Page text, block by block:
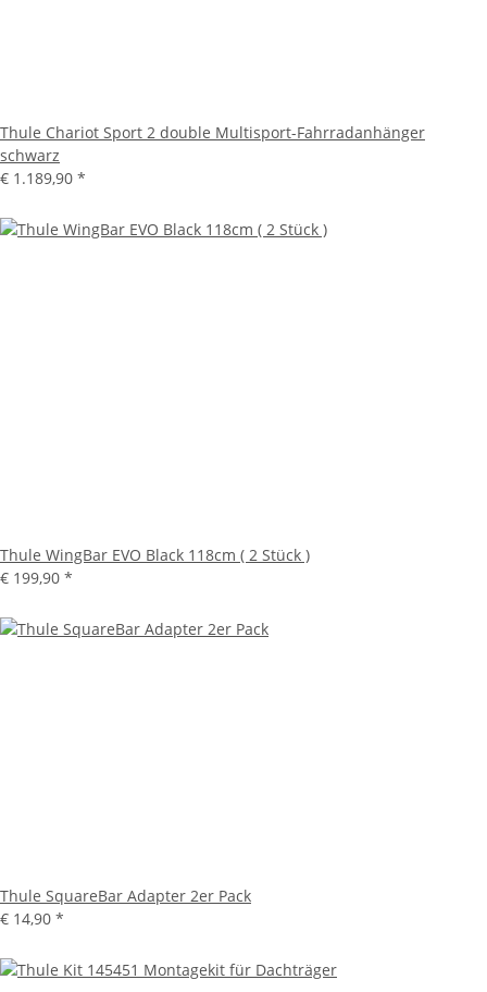
Thule Chariot Sport 2 double Multisport-Fahrradanhänger
schwarz
€ 1.189,90 *
Thule WingBar EVO Black 118cm ( 2 Stück )
€ 199,90 *
Thule SquareBar Adapter 2er Pack
€ 14,90 *